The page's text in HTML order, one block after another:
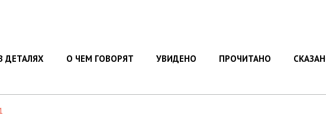
ДЕТАЛЯХ О ЧЕМ ГОВОРЯТ УВИДЕНО ПРОЧИТАНО